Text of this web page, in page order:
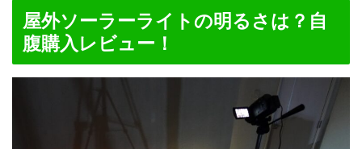
屋外ソーラーライトの明るさは？自
腹購入レビュー！